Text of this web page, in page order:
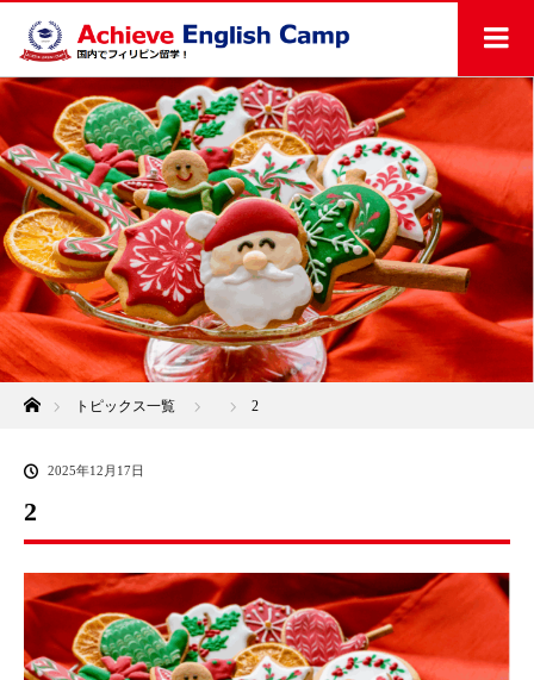
ホームトピックス一覧 2
2025年12月17日
2